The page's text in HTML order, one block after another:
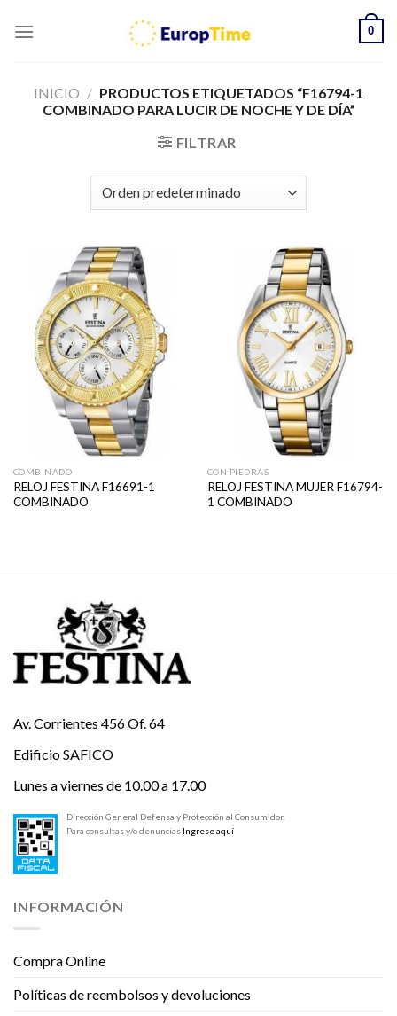
0
INICIO / PRODUCTOS ETIQUETADOS “F16794-1
COMBINADO PARA LUCIR DE NOCHE Y DE DÍA”
FILTRAR
COMBINADO
RELOJ FESTINA F16691-1
COMBINADO
CON PIEDRAS
RELOJ FESTINA MUJER F16794-
1 COMBINADO
Av. Corrientes 456 Of. 64
Edificio SAFICO
Lunes a viernes de 10.00 a 17.00
Dirección General Defensa y Protección al Consumidor.
Para consultas y/o denuncias Ingrese aquí
INFORMACIÓN
Compra Online
Políticas de reembolsos y devoluciones